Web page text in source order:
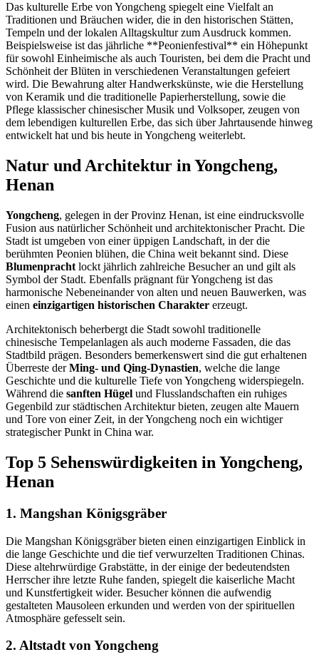
Das kulturelle Erbe von Yongcheng spiegelt eine Vielfalt an
Traditionen und Bräuchen wider, die in den historischen Stätten,
Tempeln und der lokalen Alltagskultur zum Ausdruck kommen.
Beispielsweise ist das jährliche **Peonienfestival** ein Höhepunkt
für sowohl Einheimische als auch Touristen, bei dem die Pracht und
Schönheit der Blüten in verschiedenen Veranstaltungen gefeiert
wird. Die Bewahrung alter Handwerkskünste, wie die Herstellung
von Keramik und die traditionelle Papierherstellung, sowie die
Pflege klassischer chinesischer Musik und Volksoper, zeugen von
dem lebendigen kulturellen Erbe, das sich über Jahrtausende hinweg
entwickelt hat und bis heute in Yongcheng weiterlebt.
Natur und Architektur in Yongcheng,
Henan
Yongcheng, gelegen in der Provinz Henan, ist eine eindrucksvolle
Fusion aus natürlicher Schönheit und architektonischer Pracht. Die
Stadt ist umgeben von einer üppigen Landschaft, in der die
berühmten Peonien blühen, die China weit bekannt sind. Diese
Blumenpracht lockt jährlich zahlreiche Besucher an und gilt als
Symbol der Stadt. Ebenfalls prägnant für Yongcheng ist das
harmonische Nebeneinander von alten und neuen Bauwerken, was
einen einzigartigen historischen Charakter erzeugt.
Architektonisch beherbergt die Stadt sowohl traditionelle
chinesische Tempelanlagen als auch moderne Fassaden, die das
Stadtbild prägen. Besonders bemerkenswert sind die gut erhaltenen
Überreste derMing- und Qing-Dynastien, welche die lange
Geschichte und die kulturelle Tiefe von Yongcheng widerspiegeln.
Während die sanften Hügel und Flusslandschaften ein ruhiges
Gegenbild zur städtischen Architektur bieten, zeugen alte Mauern
und Tore von einer Zeit, in der Yongcheng noch ein wichtiger
strategischer Punkt in China war.
Top 5 Sehenswürdigkeiten in Yongcheng,
Henan
1. Mangshan Königsgräber
Die Mangshan Königsgräber bieten einen einzigartigen Einblick in
die lange Geschichte und die tief verwurzelten Traditionen Chinas.
Diese altehrwürdige Grabstätte, in der einige der bedeutendsten
Herrscher ihre letzte Ruhe fanden, spiegelt die kaiserliche Macht
und Kunstfertigkeit wider. Besucher können die aufwendig
gestalteten Mausoleen erkunden und werden von der spirituellen
Atmosphäre gefesselt sein.
2. Altstadt von Yongcheng